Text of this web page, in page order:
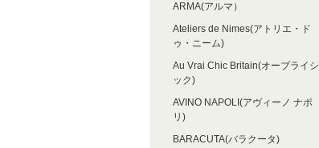
ARMA(アルマ）
Ateliers de Nimes(アトリエ・ド
ゥ・ニーム)
Au Vrai Chic Britain(オーブライシ
ック)
AVINO NAPOLI(アヴィーノ ナポ
リ)
BARACUTA(バラクータ)